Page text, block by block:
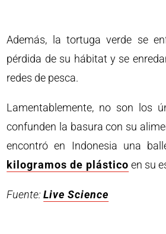
Además, la tortuga verde se
pérdida de su hábitat y se
redes de pesca.
Lamentablemente, no son los
confunden la basura con su
encontró en Indonesia una
kilogramos de plástico en su
Fuente:Live Science